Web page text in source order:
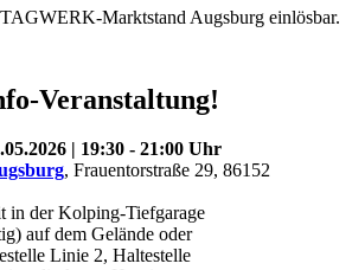
Marktstand Augsburg einlösbar.
Veranstaltung!
| 19:30 - 21:00 Uhr
, Frauentorstraße 29, 86152
in der Kolping-Tiefgarage
auf dem Gelände oder
Linie 2, Haltestelle